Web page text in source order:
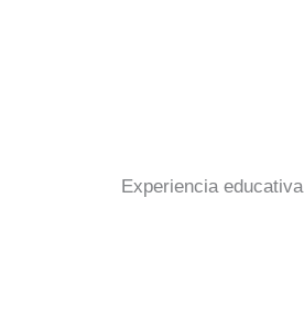
Experiencia educativa